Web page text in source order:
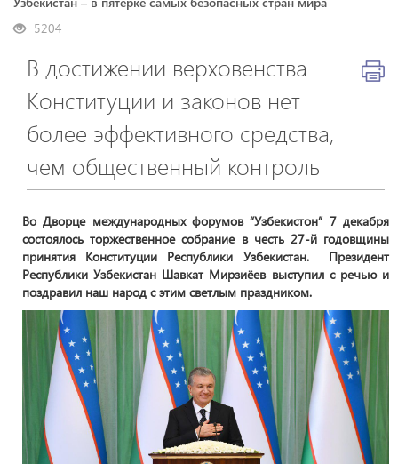
5204
В достижении верховенства
Конституции и законов нет
более эффективного средства,
чем общественный контроль
Во Дворце международных форумов “Узбекистон” 7 декабря
состоялось торжественное собрание в честь 27-й годовщины
принятия Конституции Республики Узбекистан. Президент
Республики Узбекистан Шавкат Мирзиёев выступил с речью и
поздравил наш народ с этим светлым праздником.